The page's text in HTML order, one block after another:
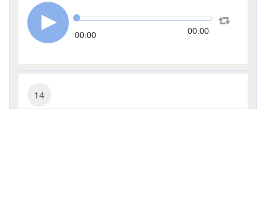
00:00 00:00
14